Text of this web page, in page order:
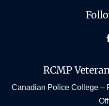
RCMP
Canadian Police College –